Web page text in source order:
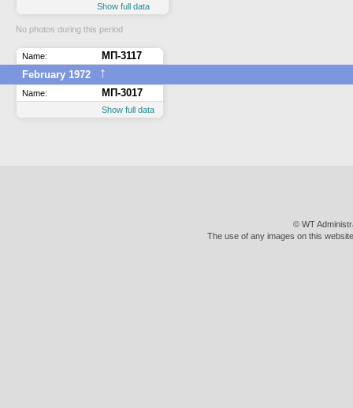
Show full data
No photos during this period
Name:
МП-3117
February 1972
↑
Name: МП-3017
Show full data
© WT
The use of any images on this